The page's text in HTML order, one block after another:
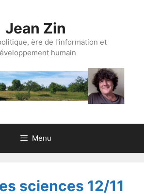
Jean Zin
ère de l'information et
humain
Menu
sciences 12/11